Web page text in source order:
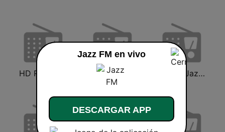
KKJZ KJazz 88.1 FM
Jazz FM en vivo
DESCARGAR APP